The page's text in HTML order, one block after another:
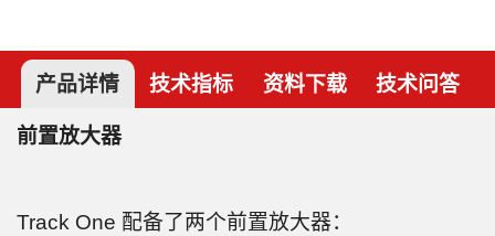
产品详情 技术指标 资料下载 技术问答
前置放大器
Track One 配备了两个前置放大器：